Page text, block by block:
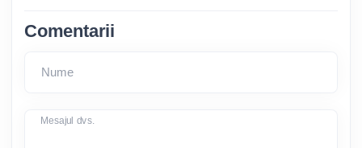
Comentarii
Nume
Mesajul dvs.